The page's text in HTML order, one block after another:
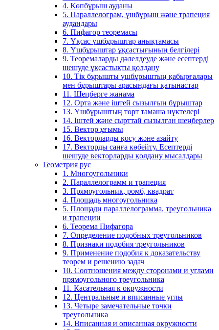
4. Көпбұрыш ауданы
5. Параллелограм, үшбұрыш және трапеция
аудандары
6. Пифагор теоремасы
7. Ұқсас үшбұрыштар анықтамасы
8. Үшбұрыштар ұқсастығының белгілері
9. Теоремаларды дәлелдеуде және есептерді
шешуде ұқсастықты қолдану
10. Тік бұрышты үшбұрыштың қабырғалары
мен бұрыштары арасындағы қатынастар
11. Шеңберге жанама
12. Орта және іштей сызылғын бұрыштар
13. Үшбұрыштың төрт тамаша нүктелері
14. Іштей және сырттай сызылған шеңберлер
15. Вектор ұғымы
16. Векторларды қосу және азайту
17. Векторды санға көбейту. Есептерді
шешуде векторларды қолдану мысалдары
Геометрия рус
1. Многоугольники
2. Параллелограмм и трапеция
3. Прямоугольник, ромб, квадрат
4. Площадь многоугольника
5. Площади параллелограмма, треугольника
и трапеции
6. Теорема Пифагора
7. Определение подобных треугольников
8. Признаки подобия треугольников
9. Применение подобия к доказательству
теорем и решению задач
10. Соотношения между сторонами и углами
прямоугольного треугольника
11. Касательная к окружности
12. Центральные и вписанные углы
13. Четыре замечательные точки
треугольника
14. Вписанная и описанная окружности